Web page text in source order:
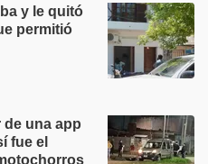
y le quitó
permitió
una app
fue el